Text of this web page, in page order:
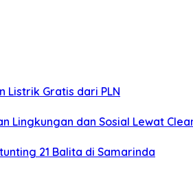
Listrik Gratis dari PLN
Lingkungan dan Sosial Lewat
21 Balita di Samarinda